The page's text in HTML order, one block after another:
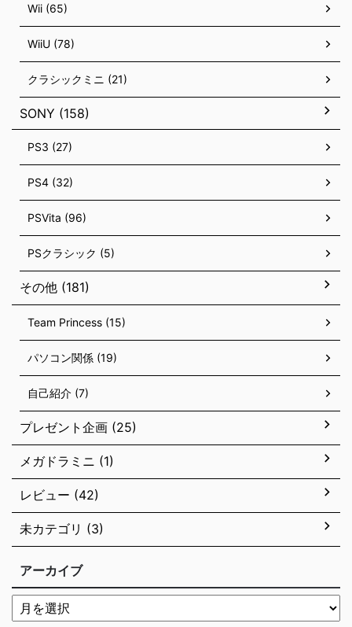
Wii (65)
WiiU (78)
クラシックミニ (21)
SONY (158)
PS3 (27)
PS4 (32)
PSVita (96)
PSクラシック (5)
その他 (181)
Team Princess (15)
パソコン関係 (19)
自己紹介 (7)
プレゼント企画 (25)
メガドラミニ (1)
レビュー (42)
未カテゴリ (3)
アーカイブ